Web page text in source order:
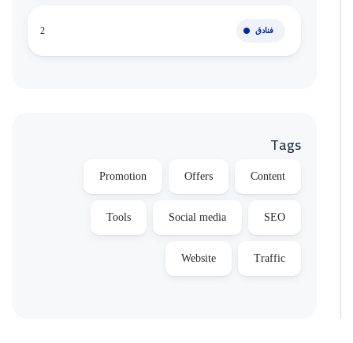
فنادق 2
Tags
Content
Offers
Promotion
SEO
Social media
Tools
Traffic
Website